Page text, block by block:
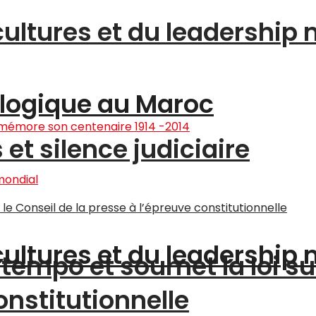
et du leadership
silence judiciaire
et soumet la loi
au Maroc
et du leadership